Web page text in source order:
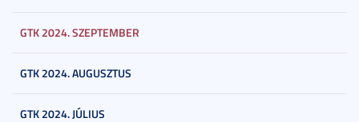
GTK 2024. SZEPTEMBER
GTK 2024. AUGUSZTUS
GTK 2024. JÚLIUS